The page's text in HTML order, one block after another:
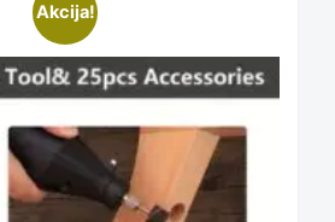
Akcija!